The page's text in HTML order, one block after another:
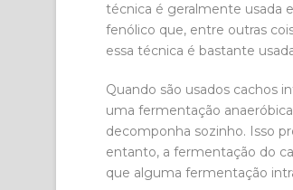
técnica é geralmente usada
fenólico que, entre outras
essa técnica é bastante
Quando são usados cachos
uma fermentação
decomponha sozinho. Isso
entanto, a fermentação do
que alguma fermentação